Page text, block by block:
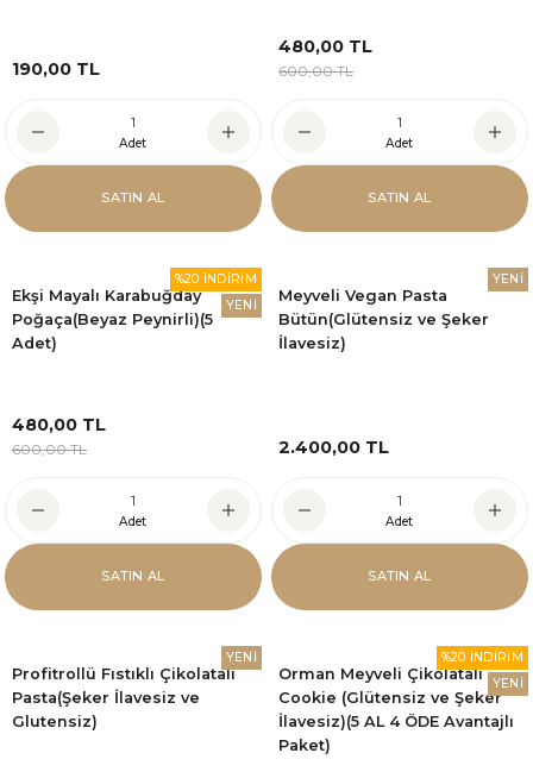
190,00 TL
Adet
SATIN AL
480,00 TL
600,00 TL
Adet
SATIN AL
%20 İNDİRİM
YENİ
Ekşi Mayalı Karabuğday
Poğaça(Beyaz Peynirli)(5
Adet)
480,00 TL
600,00 TL
Adet
SATIN AL
YENİ
Meyveli Vegan Pasta
Bütün(Glütensiz ve Şeker
İlavesiz)
2.400,00 TL
Adet
SATIN AL
YENİ
Profitrollü Fıstıklı Çikolatalı
Pasta(Şeker İlavesiz ve
Glutensiz)
%20 İNDİRİM
YENİ
Orman Meyveli Çikolatalı
Cookie (Glütensiz ve Şeker
İlavesiz)(5 AL 4 ÖDE Avantajlı
Paket)